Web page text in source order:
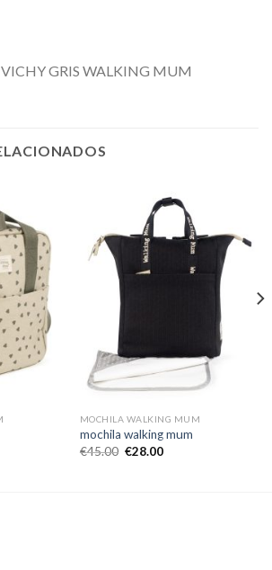
GRIS WALKING MUM
MOCHILA WALKING MUM
mochila walking mum
€45.00 €28.00